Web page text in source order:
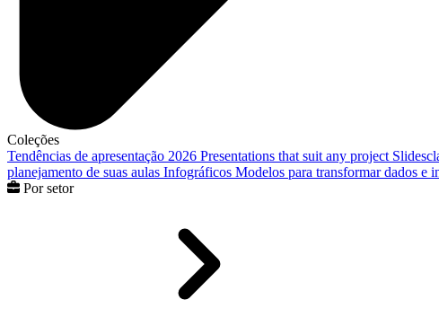
Coleções
Tendências de apresentação 2026 Presentations that suit any project
planejamento de suas aulas Infográficos Modelos para transformar dados e
Por setor